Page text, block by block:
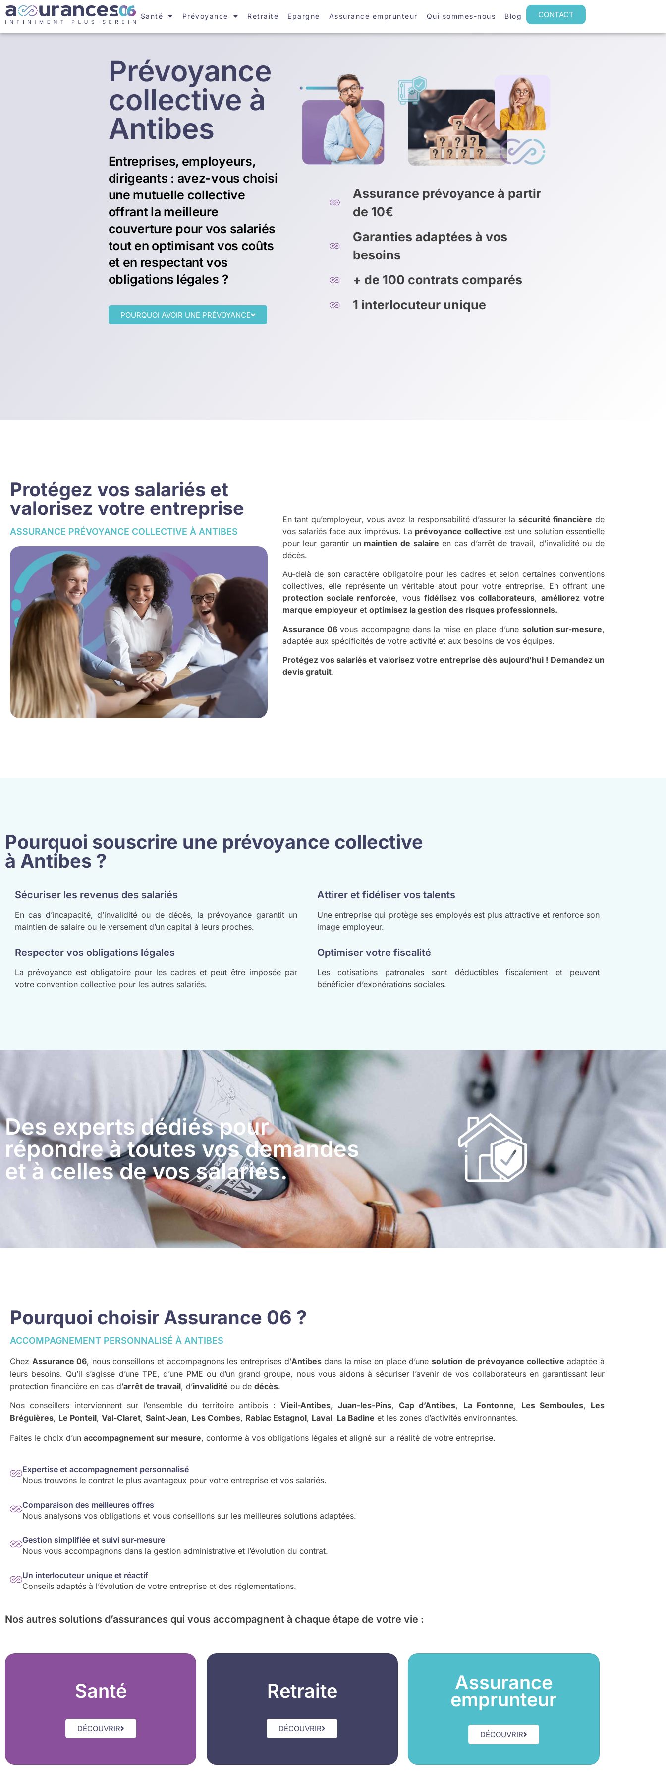
Santé Prévoyance Retraite Epargne Assurance emprunteur Qui sommes-nous Blog CONTACT
Prévoyance
collective à
Antibes
Entreprises, employeurs,
dirigeants : avez-vous choisi
une mutuelle collective
offrant la meilleure
couverture pour vos salariés
tout en optimisant vos coûts
et en respectant vos
obligations légales ?
POURQUOI AVOIR UNE PRÉVOYANCE
Assurance prévoyance à partir
de 10€
Garanties adaptées à vos
besoins
+ de 100 contrats comparés
1 interlocuteur unique
Protégez vos salariés et
valorisez votre entreprise
ASSURANCE PRÉVOYANCE COLLECTIVE À ANTIBES
En tant qu’employeur, vous avez la responsabilité d’assurer lasécurité financière de
vos salariés face aux imprévus. La prévoyance collective est une solution essentielle
pour leur garantir unmaintien de salaire en cas d’arrêt de travail, d’invalidité ou de
décès.
Au-delà de son caractère obligatoire pour les cadres et selon certaines conventions
collectives, elle représente un véritable atout pour votre entreprise. En offrant une
protection sociale renforcée, vousfidélisez vos collaborateurs,améliorez votre
marque employeuret optimisez la gestion des risques professionnels.
Assurance 06vous accompagne dans la mise en place d’une solution sur-mesure,
adaptée aux spécificités de votre activité et aux besoins de vos équipes.
Protégez vos salariés et valorisez votre entreprise dès aujourd’hui ! Demandez un
devis gratuit.
Pourquoi souscrire une prévoyance collective
à Antibes ?
Sécuriser les revenus des salariés
En cas d’incapacité, d’invalidité ou de décès, la prévoyance garantit un
maintien de salaire ou le versement d’un capital à leurs proches.
Attirer et fidéliser vos talents
Une entreprise qui protège ses employés est plus attractive et renforce son
image employeur.
Respecter vos obligations légales
La prévoyance est obligatoire pour les cadres et peut être imposée par
votre convention collective pour les autres salariés.
Optimiser votre fiscalité
Les cotisations patronales sont déductibles fiscalement et peuvent
bénéficier d’exonérations sociales.
Des experts dédiés pour
répondre à toutes vos demandes
et à celles de vos salariés.
Pourquoi choisir Assurance 06 ?
ACCOMPAGNEMENT PERSONNALISÉ À ANTIBES
Chez Assurance 06, nous conseillons et accompagnons les entreprises d’Antibesdans la mise en place d’une solution de prévoyance collective adaptée à
leurs besoins. Qu’il s’agisse d’une TPE, d’une PME ou d’un grand groupe, nous vous aidons à sécuriser l’avenir de vos collaborateurs en garantissant leur
protection financière en cas d’arrêt de travail, d’invalidité ou de décès.
Nos conseillers interviennent sur l’ensemble du territoire antibois :Vieil-Antibes,Juan-les-Pins,Cap d’Antibes, La Fontonne, Les Semboules, Les
Bréguières, Le Ponteil, Val-Claret, Saint-Jean, Les Combes, Rabiac Estagnol, Laval, La Badine et les zones d’activités environnantes.
Faites le choix d’un accompagnement sur mesure, conforme à vos obligations légales et aligné sur la réalité de votre entreprise.
Expertise et accompagnement personnalisé
Nous trouvons le contrat le plus avantageux pour votre entreprise et vos salariés.
Comparaison des meilleures offres
Nous analysons vos obligations et vous conseillons sur les meilleures solutions adaptées.
Gestion simplifiée et suivi sur-mesure
Nous vous accompagnons dans la gestion administrative et l’évolution du contrat.
Un interlocuteur unique et réactif
Conseils adaptés à l’évolution de votre entreprise et des réglementations.
Nos autres solutions d’assurances qui vous accompagnent à chaque étape de votre vie :
Santé
DÉCOUVRIR
Retraite
DÉCOUVRIR
Assurance
emprunteur
DÉCOUVRIR